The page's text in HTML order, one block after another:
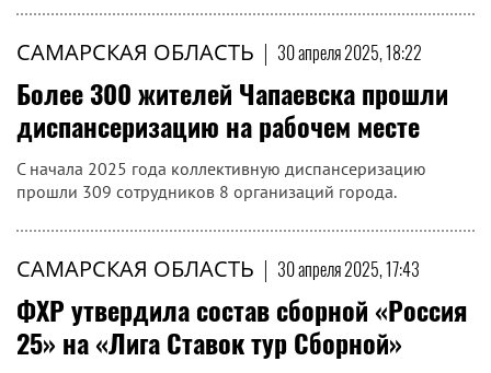
САМАРСКАЯ ОБЛАСТЬ | 30 апреля 2025, 18:22
Более 300 жителей Чапаевска прошли
диспансеризацию на рабочем месте
С начала 2025 года коллективную диспансеризацию
прошли 309 сотрудников 8 организаций города.
САМАРСКАЯ ОБЛАСТЬ | 30 апреля 2025, 17:43
ФХР утвердила состав сборной «Россия
25» на «Лига Ставок тур Сборной»